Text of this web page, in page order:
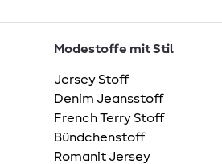
Modestoffe mit Stil
Jersey Stoff
Denim Jeansstoff
French Terry Stoff
Bündchenstoff
Romanit Jersey